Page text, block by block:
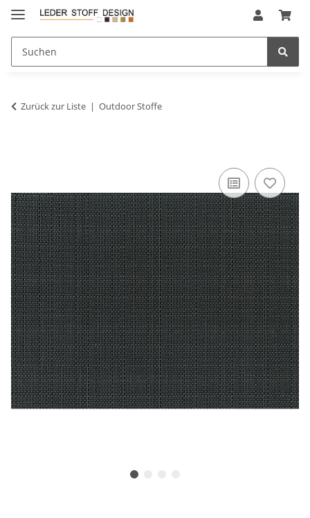
Zurück zur Liste Outdoor Stoffe